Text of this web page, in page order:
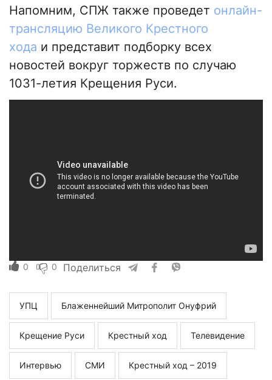
Напомним, СПЖ также проведет онлайн-
трансляцию Великого Крестного
хода и представит подборку всех
новостей вокруг торжеств по случаю
1031-летия Крещения Руси.
0 0 Поделиться
УПЦ Блаженнейший Митрополит Онуфрий
Крещение Руси Крестный ход Телевидение
Интервью СМИ Крестный ход – 2019